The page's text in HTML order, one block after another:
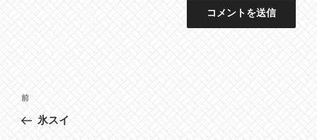
投
稿
ナ
前
の
投
前
氷スイ